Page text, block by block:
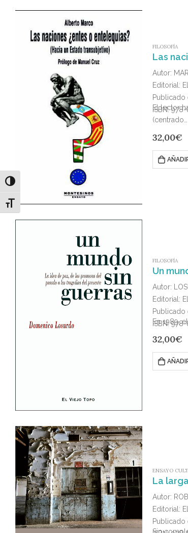
Alternar alto contraste
Alternar tamaño de letra
FILOSOFÍA
Las
Autor:
Editorial:
Publicado
ISBN:
El lector
(centrado…
32,00€
FILOSOFÍA
Un
Autor:
Editorial:
Publicado
ISBN:
En 1989,
32,00€
ENSAYO
La
Autor:
Editorial:
Publicado